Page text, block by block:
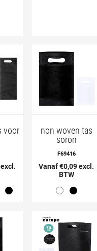
voor
non woven tas
soron
F69416
Vanaf €0,09 excl.
BTW